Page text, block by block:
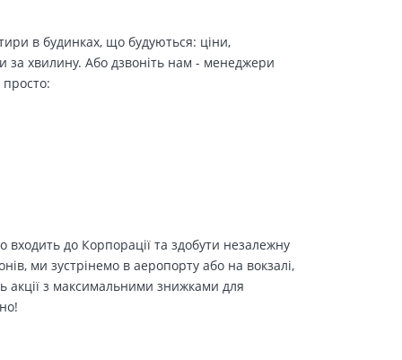
в будинках, що будуються: ціни,
за хвилину. Або дзвоніть нам - менеджери
до Корпорації та здобути незалежну
ми зустрінемо в аеропорту або на вокзалі,
акції з максимальними знижками для